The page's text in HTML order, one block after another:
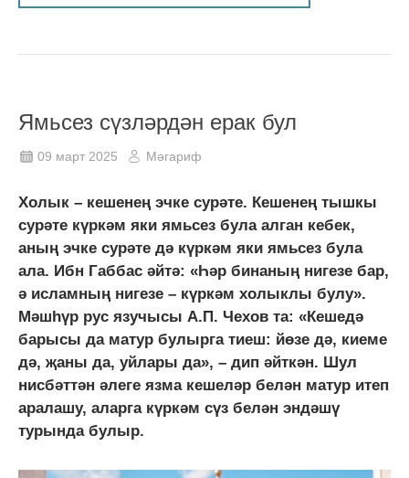
Ямьсез сүзләрдән ерак бул
09 март 2025 Мәгариф
Холык – кешенең эчке сурәте. Кешенең тышкы
сурәте күркәм яки ямьсез була алган кебек,
аның эчке сурәте дә күркәм яки ямьсез була
ала. Ибн Габбас әйтә: «Һәр бинаның нигезе бар,
ә исламның нигезе – күркәм холыклы булу».
Мәшһүр рус язучысы А.П. Чехов та: «Кешедә
барысы да матур булырга тиеш: йөзе дә, киеме
дә, җаны да, уйлары да», – дип әйткән. Шул
нисбәттән әлеге язма кешеләр белән матур итеп
аралашу, аларга күркәм сүз белән эндәшү
турында булыр.